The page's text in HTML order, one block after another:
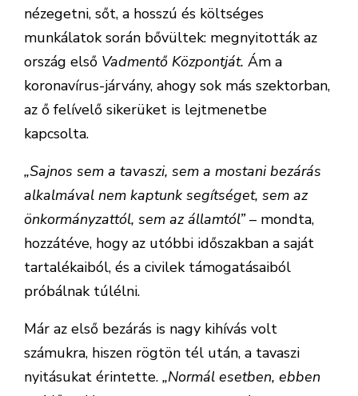
nézegetni, sőt, a hosszú és költséges
munkálatok során bővültek: megnyitották az
ország első Vadmentő Központját. Ám a
koronavírus-járvány, ahogy sok más szektorban,
az ő felívelő sikerüket is lejtmenetbe
kapcsolta.
„Sajnos sem a tavaszi, sem a mostani bezárás
alkalmával nem kaptunk segítséget, sem az
önkormányzattól, sem az államtól”– mondta,
hozzátéve, hogy az utóbbi időszakban a saját
tartalékaiból, és a civilek támogatásaiból
próbálnak túlélni.
Már az első bezárás is nagy kihívás volt
számukra, hiszen rögtön tél után, a tavaszi
nyitásukat érintette. „Normál esetben, ebben